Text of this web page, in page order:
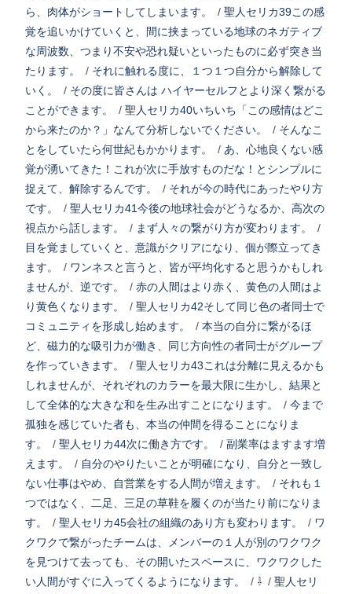
ら、肉体がショートしてしまいます。
/ 聖人セリカ39この感
覚を追いかけていくと、間に挟まっている地球のネガティブ
な周波数、つまり不安や恐れ疑いといったものに必ず突き当
たります。
/ それに触れる度に、１つ１つ自分から解除して
いく。
/ その度に皆さんは ハイヤーセルフとより深く繋がる
ことができます。
/ 聖人セリカ40いちいち「この感情はどこ
から来たのか？」なんて分析しないでください。
/ そんなこ
とをしていたら何世紀もかかります。
/ あ、心地良くない感
覚が湧いてきた！これが次に手放すものだな！とシンプルに
捉えて、解除するんです。
/ それが今の時代にあったやり方
です。
/ 聖人セリカ41今後の地球社会がどうなるか、高次の
視点から話します。
/ まず人々の繋がり方が変わります。
/
目を覚ましていくと、意識がクリアになり、個が際立ってき
ます。
/ ワンネスと言うと、皆が平均化すると思うかもしれ
ませんが、逆です。
/ 赤の人間はより赤く、黄色の人間はよ
り黄色くなります。
/ 聖人セリカ42そして同じ色の者同士で
コミュニティを形成し始めます。
/ 本当の自分に繋がるほ
ど、磁力的な吸引力が働き、同じ方向性の者同士がグループ
を作っていきます。
/ 聖人セリカ43これは分離に見えるかも
しれませんが、それぞれのカラーを最大限に生かし、結果と
して全体的な大きな和を生み出すことになります。
/ 今まで
孤独を感じていた者も、本当の仲間を得ることになりま
す。
/ 聖人セリカ44次に働き方です。 / 副業率はますます増
えます。
/ 自分のやりたいことが明確になり、自分と一致し
ない仕事はやめ、自営業をする人間が増えます。
/ それも１
つではなく、二足、三足の草鞋を履くのが当たり前になりま
す。
/ 聖人セリカ45会社の組織のあり方も変わります。 / ワ
クワクで繋がったチームは、メンバーの１人が別のワクワク
を見つけて去っても、その開いたスペースに、ワクワクした
い人間がすぐに入ってくるようになります。
/ ⇩ / 聖人セリ